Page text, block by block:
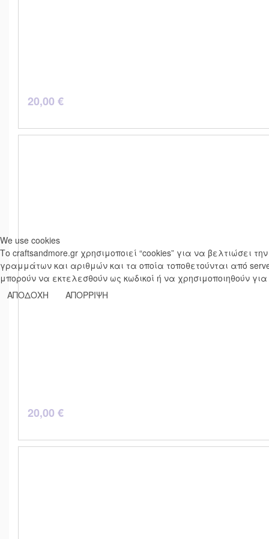
20,00 €
20,00 €
We use cookies
Το craftsandmore.gr χρησιμοποιεί “cookies” για να βελτιώσει
γραμμάτων και αριθμών και τα οποία τοποθετούνται από
μπορούν να εκτελεσθούν ως κωδικοί ή να χρησιμοποιηθούν
ΑΠΟΔΟΧΗ
ΑΠΟΡΡΙΨΗ